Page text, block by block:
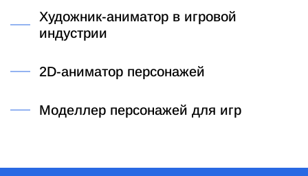
Художник-аниматор в игровой
индустрии
2D-аниматор персонажей
Моделлер персонажей для игр